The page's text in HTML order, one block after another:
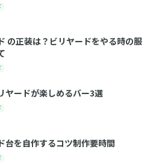
の正装は？ビリヤードをやる時の服
ヤードが楽しめるバー3選
台を自作するコツ制作要時間